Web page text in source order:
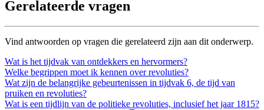
Gerelateerde vragen
Vind antwoorden op vragen die gerelateerd zijn aan dit onderwerp.
Wat is het tijdvak van ontdekkers en hervormers?
Welke begrippen moet ik kennen over revoluties?
Wat zijn de belangrijke gebeurtenissen in tijdvak 6, de tijd van
pruiken en revoluties?
Wat is een tijdlijn van de politieke revoluties, inclusief het jaar 1815?